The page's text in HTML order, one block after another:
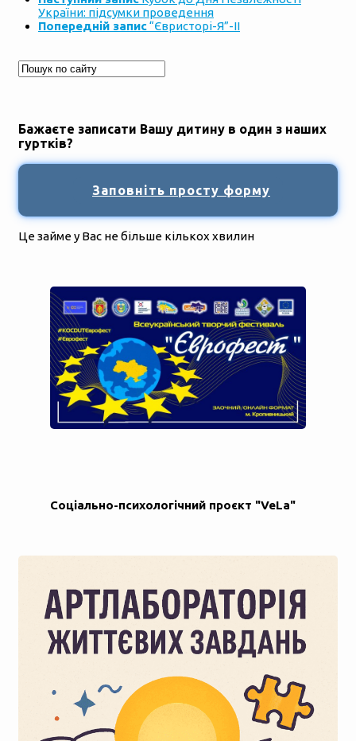
України: підсумки проведення
Попередній запис“Євристорі-Я”-ІІ
Бажаєте записати Вашу дитину в один з наших
гуртків?
Заповніть просту форму
Це займе у Вас не більше кількох хвилин
Соціально-психологічний проєкт "VeLa"